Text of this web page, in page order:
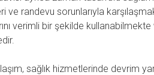
ve randevu sorunlarıyla
verimli bir şekilde
sağlık hizmetlerinde devrim